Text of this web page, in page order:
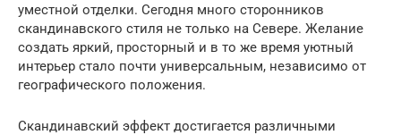
уместной отделки. Сегодня много сторонников
скандинавского стиля не только на Севере. Желание
создать яркий, просторный и в то же время уютный
интерьер стало почти универсальным, независимо от
географического положения.
Скандинавский эффект достигается различными